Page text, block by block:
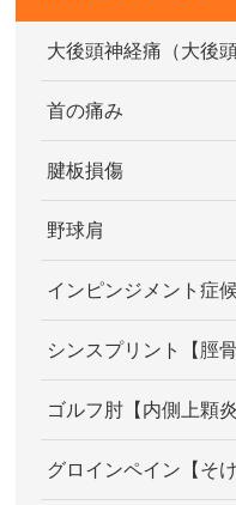
大後頭神経痛（大後
首の痛み
腱板損傷
野球肩
インピンジメント症
シンスプリント【脛
ゴルフ肘【内側上顆炎
グロインペイン【そ